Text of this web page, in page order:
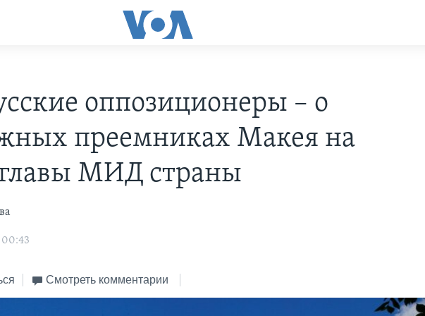
оппозиционеры – о
преемниках Макея на
МИД страны
00:43
Смотреть комментарии